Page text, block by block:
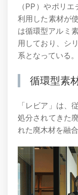
（PP）やポリ
利用した素材が
は循環型アルミ
用しており、シ
系となっている。
循環型素
「レビア」は、
処分されてきた
れた廃木材を融合